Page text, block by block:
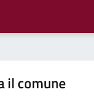
il comune